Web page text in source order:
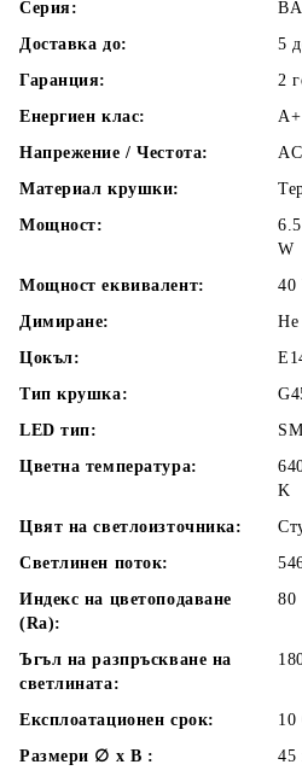
Серия:
Доставка до:
5
Гаранция:
2
Енергиен клас:
A+
Напрежение / Честота:
Материал крушки:
Мощност:
6.5
W
Мощност еквивалент:
40
Димиране:
Не
Цокъл:
Тип крушка:
LED тип:
Цветна температура:
K
Цвят на светлоизточника:
Светлинен поток:
Индекс на цветоподаване
(Ra):
80
Ъгъл на разпръскване на
светлината:
Експлоатационен срок: 10
Размери ∅ x В :
45